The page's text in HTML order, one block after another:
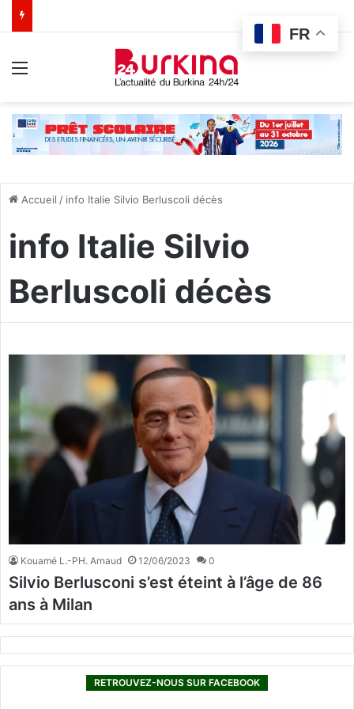
Accueil / info Italie Silvio Berluscoli décès
info Italie Silvio
Berluscoli décès
Kouamé L.-PH. Arnaud 12/06/2023 0
Silvio Berlusconi s’est éteint à l’âge de 86
ans à Milan
RETROUVEZ-NOUS SUR FACEBOOK
FR